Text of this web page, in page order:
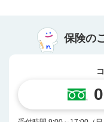
保険の